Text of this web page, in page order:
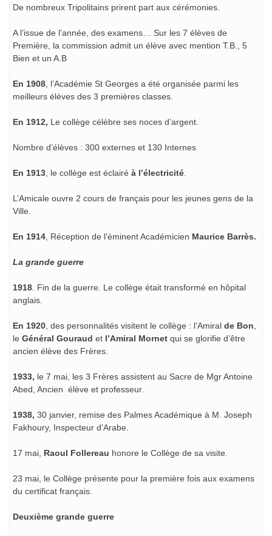
De nombreux Tripolitains prirent part aux cérémonies.
A l’issue de l’année, des examens… Sur les 7 élèves de
Première, la commission admit un élève avec mention T.B., 5
Bien et un A.B
En 1908 , l’Académie St Georges a été organisée parmi les
meilleurs élèves des 3 premières classes.
En 1912, Le collège célèbre ses noces d’argent.
Nombre d’élèves : 300 externes et 130 Internes
En 1913 , le collège est éclairé à l’électricité
L’Amicale ouvre 2 cours de français pour les jeunes gens de la
Ville.
En 1914 , Réception de l’éminent Académicien Maurice Barrès.
La grande guerre
1918 . Fin de la guerre. Le collège était transformé en hôpital
anglais.
En 1920 , des personnalités visitent le collège : l’Amiral de Bon
le Général Gouraud et l’Amiral Mornet qui se glorifie d’être
ancien élève des Frères.
1933, le 7 mai, les 3 Frères assistent au Sacre de Mgr Antoine
Abed, Ancien élève et professeur.
1938, 30 janvier, remise des Palmes Académique à M. Joseph
Fakhoury, Inspecteur d’Arabe.
17 mai, Raoul Follereau honore le Collège de sa visite.
23 mai, le Collège présente pour la première fois aux examens
du certificat français.
Deuxième grande guerre